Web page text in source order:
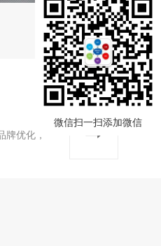
优化，
微信扫一扫添加微信